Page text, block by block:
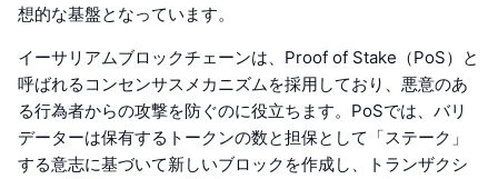
想的な基盤となっています。
イーサリアムブロックチェーンは、Proof of Stake（PoS）と
呼ばれるコンセンサスメカニズムを採用しており、悪意のあ
る行為者からの攻撃を防ぐのに役立ちます。PoSでは、バリ
データーは保有するトークンの数と担保として「ステーク」
する意志に基づいて新しいブロックを作成し、トランザクシ